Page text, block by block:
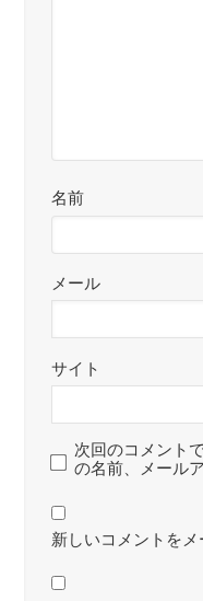
名前
メール
サイト
次回のコメント
の名前、メール
新しいコメントをメ